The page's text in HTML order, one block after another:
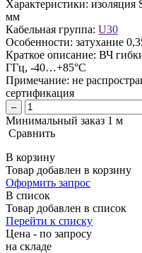
Характеристики: изоляция
мм
Кабельная группа: U30
Особенности: затухание
Краткое описание: ВЧ
ГГц, -40…+85°C
Примечание: не
сертификация
–
Минимальный заказ 1 м
Сравнить
В корзину
Товар добавлен в корзину
Оформить запрос
В список
Товар добавлен в список
Перейти к списку
Цена - по запросу
на складе